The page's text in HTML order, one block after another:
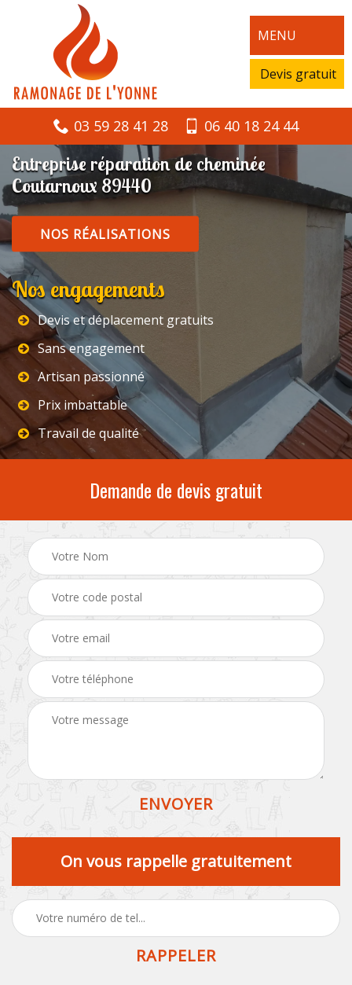
MENU
Devis gratuit
03 59 28 41 28 06 40 18 24 44
Entreprise réparation de cheminée
Coutarnoux 89440
NOS RÉALISATIONS
Nos engagements
Devis et déplacement gratuits
Sans engagement
Artisan passionné
Prix imbattable
Travail de qualité
Demande de devis gratuit
On vous rappelle gratuitement